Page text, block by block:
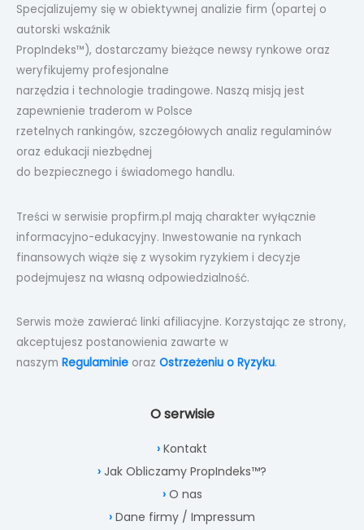
Specjalizujemy się w obiektywnej analizie firm (opartej o
autorski wskaźnik
PropIndeks™), dostarczamy bieżące newsy rynkowe oraz
weryfikujemy profesjonalne
narzędzia i technologie tradingowe. Naszą misją jest
zapewnienie traderom w Polsce
rzetelnych rankingów, szczegółowych analiz regulaminów
oraz edukacji niezbędnej
do bezpiecznego i świadomego handlu.
Treści w serwisie propfirm.pl mają charakter wyłącznie
informacyjno-edukacyjny. Inwestowanie na rynkach
finansowych wiąże się z wysokim ryzykiem i decyzje
podejmujesz na własną odpowiedzialność.
Serwis może zawierać linki afiliacyjne. Korzystając ze strony,
akceptujesz postanowienia zawarte w
naszym Regulaminie oraz Ostrzeżeniu o Ryzyku.
O serwisie
Kontakt
Jak Obliczamy PropIndeks™?
O nas
Dane firmy / Impressum